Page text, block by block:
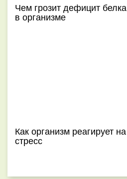
Чем грозит дефицит белка
в организме
Как организм реагирует на
стресс